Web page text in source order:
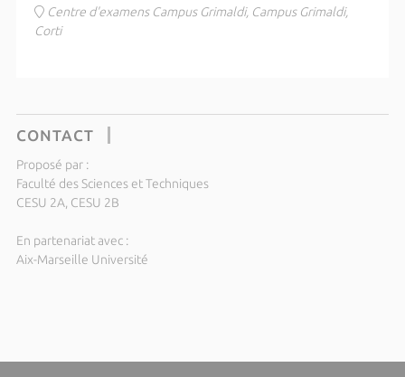
Centre d'examens Campus Grimaldi, Campus Grimaldi,
Corti
CONTACT
Proposé par :
Faculté des Sciences et Techniques
CESU 2A, CESU 2B
En partenariat avec :
Aix-Marseille Université